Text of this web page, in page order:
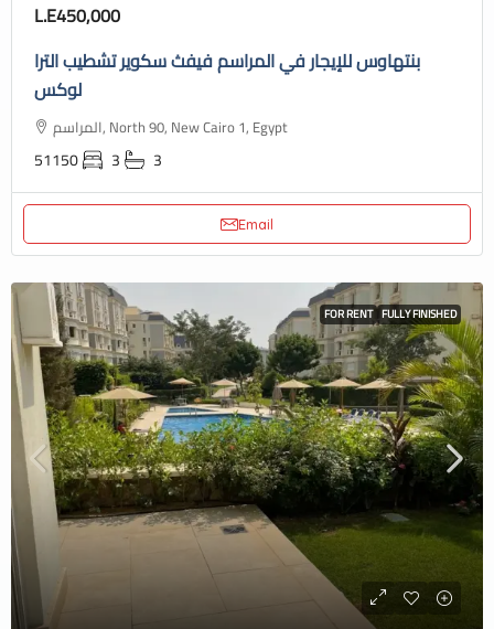
L.E450,000
بنتهاوس للإيجار في المراسم فيفث سكوير تشطيب الترا
لوكس
المراسم, North 90, New Cairo 1, Egypt
51150 3 3
Email
FOR RENT FULLY FINISHED